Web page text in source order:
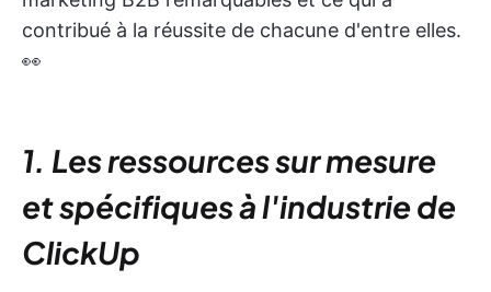
contribué à la réussite de chacune d'entre elles.
👀
1. Les ressources sur mesure
et spécifiques à l'industrie de
ClickUp